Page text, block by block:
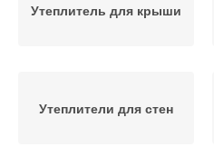
Утеплитель для крыши
Утеплители для стен